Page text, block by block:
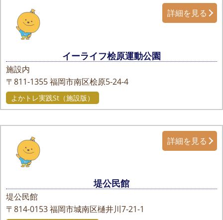
イーライフ桧原運動公園
施設内
〒811-1355福岡市南区桧原5-24-4
詳細を見る
よかトレ実践St（施設版）
堤公民館
堤公民館
〒814-0153福岡市城南区樋井川7-21-1
詳細を見る